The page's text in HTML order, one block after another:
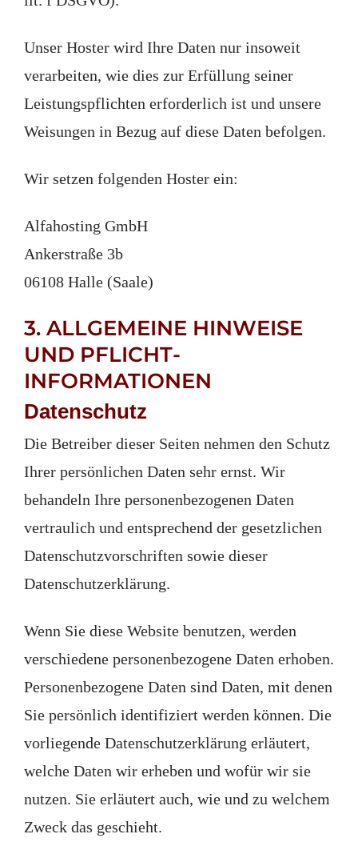
Unser Hoster wird Ihre Daten nur insoweit
verarbeiten, wie dies zur Erfüllung seiner
Leistungspflichten erforderlich ist und unsere
Weisungen in Bezug auf diese Daten befolgen.
Wir setzen folgenden Hoster ein:
Alfahosting GmbH
Ankerstraße 3b
06108 Halle (Saale)
3. ALLGEMEINE HINWEISE
UND PFLICHT­
INFORMATIONEN
Datenschutz
Die Betreiber dieser Seiten nehmen den Schutz
Ihrer persönlichen Daten sehr ernst. Wir
behandeln Ihre personenbezogenen Daten
vertraulich und entsprechend der gesetzlichen
Datenschutzvorschriften sowie dieser
Datenschutzerklärung.
Wenn Sie diese Website benutzen, werden
verschiedene personenbezogene Daten erhoben.
Personenbezogene Daten sind Daten, mit denen
Sie persönlich identifiziert werden können. Die
vorliegende Datenschutzerklärung erläutert,
welche Daten wir erheben und wofür wir sie
nutzen. Sie erläutert auch, wie und zu welchem
Zweck das geschieht.